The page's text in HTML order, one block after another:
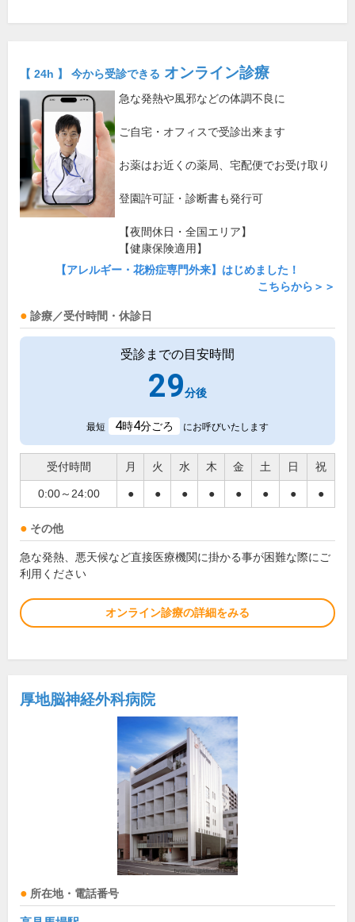
【 24h 】 今から受診できる オンライン診療
急な発熱や風邪などの体調不良に
ご自宅・オフィスで受診出来ます
お薬はお近くの薬局、宅配便でお受け取り
登園許可証・診断書も発行可
【夜間休日・全国エリア】
【健康保険適用】
【アレルギー・花粉症専門外来】はじめました！
こちらから＞＞
診療／受付時間・休診日
受診までの目安時間
29分後
最短 4時4分ごろ にお呼びいたします
受付時間 月 火 水 木 金 土 日 祝
0:00～24:00 ● ● ● ● ● ● ● ●
その他
急な発熱、悪天候など直接医療機関に掛かる事が困難な際にご
利用ください
オンライン診療の詳細をみる
厚地脳神経外科病院
所在地・電話番号